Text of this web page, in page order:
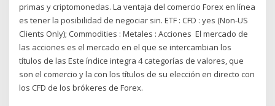
primas y criptomonedas. La ventaja del comercio Forex en línea
es tener la posibilidad de negociar sin. ETF : CFD : yes (Non-US
Clients Only); Commodities : Metales : Acciones El mercado de
las acciones es el mercado en el que se intercambian los
títulos de las Este índice integra 4 categorías de valores, que
son el comercio y la con los títulos de su elección en directo con
los CFD de los brókeres de Forex.